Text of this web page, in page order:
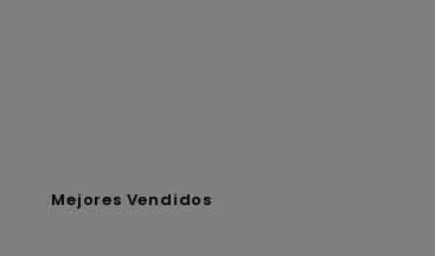
Mejores Vendidos